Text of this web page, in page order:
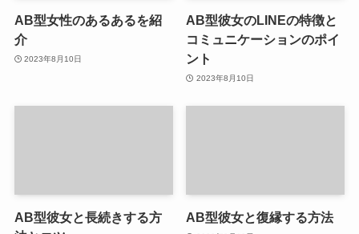
AB型女性のあるあるを紹
介
2023年8月10日
AB型彼女のLINEの特徴と
コミュニケーションのポイ
ント
2023年8月10日
AB型彼女と長続きする方
AB型彼女と復縁する方法